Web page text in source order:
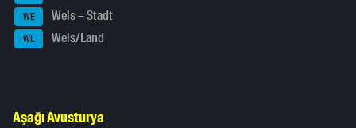
WE Wels – Stadt
WL Wels/Land
Aşağı Avusturya